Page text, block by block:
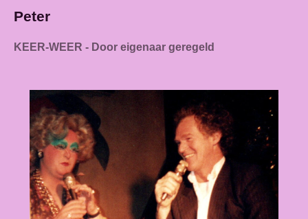
Peter
KEER-WEER - Door eigenaar geregeld